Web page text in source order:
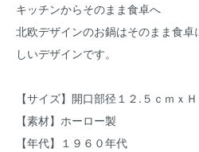
キッチンからそのまま食卓へ
北欧デザインのお鍋はそのまま食
しいデザインです。
【サイズ】開口部径１２.５ｃｍｘ
【素材】ホーロー製
【年代】１９６０年代